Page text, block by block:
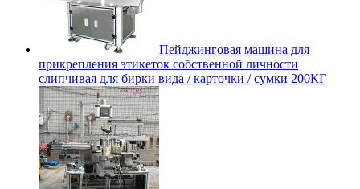
Пейджинговая машина для
прикрепления этикеток собственной личности
слипчивая для бирки вида / карточки / сумки 200КГ